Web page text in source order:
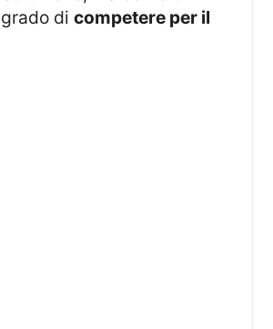
dicompetere per il